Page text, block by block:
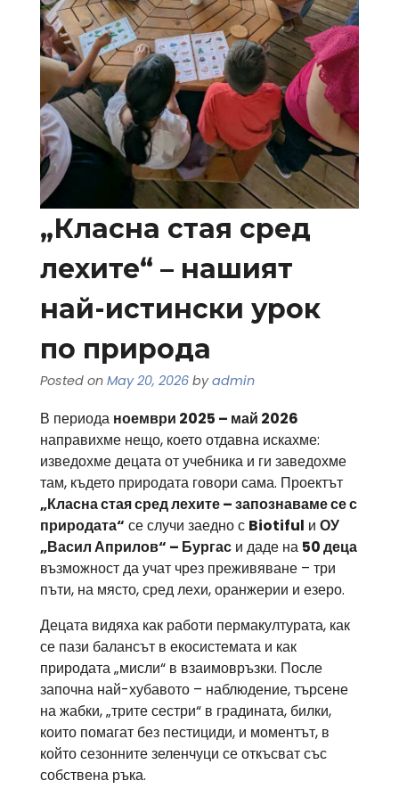
„Класна стая сред
лехите“ – нашият
най-истински урок
по природа
Posted on May 20, 2026byadmin
В периода ноември 2025 – май 2026
направихме нещо, което отдавна искахме:
изведохме децата от учебника и ги заведохме
там, където природата говори сама. Проектът
„Класна стая сред лехите – запознаваме се с
природата“ се случи заедно с Biotiful и ОУ
„Васил Априлов“ – Бургаси даде на 50 деца
възможност да учат чрез преживяване – три
пъти, на място, сред лехи, оранжерии и езеро.
Децата видяха как работи пермакултурата, как
се пази балансът в екосистемата и как
природата „мисли“ в взаимовръзки. После
започна най-хубавото – наблюдение, търсене
на жабки, „трите сестри“ в градината, билки,
които помагат без пестициди, и моментът, в
който сезонните зеленчуци се откъсват със
собствена ръка.